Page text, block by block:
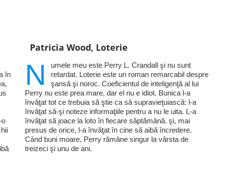
în
Patricia Wood, Loterie
N
umele meu este Perry L. Crandall şi nu sunt
retardat. Loterie este un roman remarcabil despre
şansă şi noroc. Coeficientul de inteligenţă al lui
Perry nu este prea mare, dar el nu e idiot. Bunica l-a
învăţat tot ce trebuia să ştie ca să supravieţuiască: l-a
învăţat să-şi noteze informaţiile pentru a nu le uita. L-a
învăţat să joace la loto în fiecare săptămână. şi, mai
presus de orice, l-a învăţat în cine să aibă încredere.
Când buni moare, Perry rămâne singur la vârsta de
treizeci şi unu de ani.